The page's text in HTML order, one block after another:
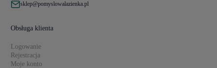
sklep@pomyslowalazienka.pl
Obsługa klienta
Logowanie
Rejestracja
Moje konto